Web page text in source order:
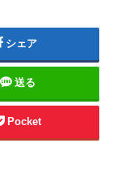
シェア
送る
Pocket